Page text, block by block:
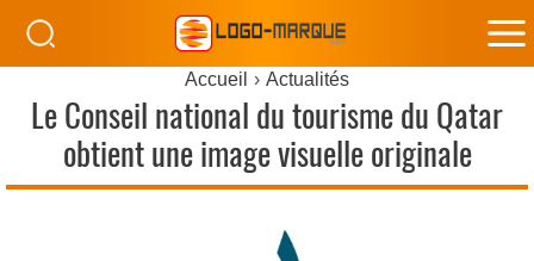
Accueil Actualités
Le Conseil national du tourisme du Qatar
obtient une image visuelle originale